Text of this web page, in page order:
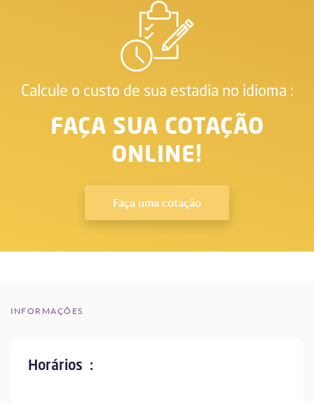
Calcule o custo de sua estadia no idioma :
FAÇA SUA COTAÇÃO
ONLINE!
Faça uma cotação
INFORMAÇÕES
Horários :